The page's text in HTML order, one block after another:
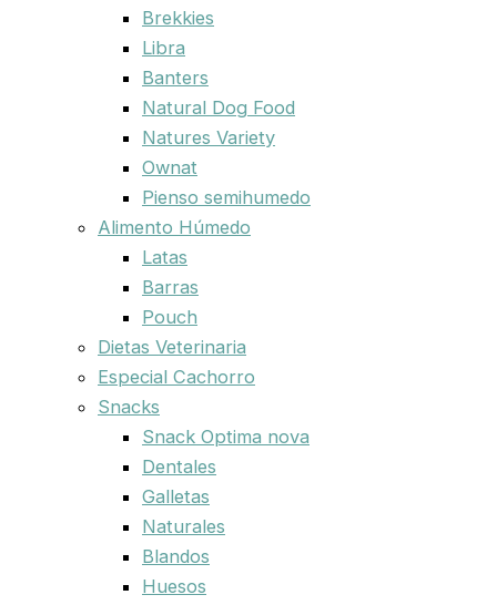
Brekkies
Libra
Banters
Natural Dog Food
Natures Variety
Ownat
Pienso semihumedo
Alimento Húmedo
Latas
Barras
Pouch
Dietas Veterinaria
Especial Cachorro
Snacks
Snack Optima nova
Dentales
Galletas
Naturales
Blandos
Huesos